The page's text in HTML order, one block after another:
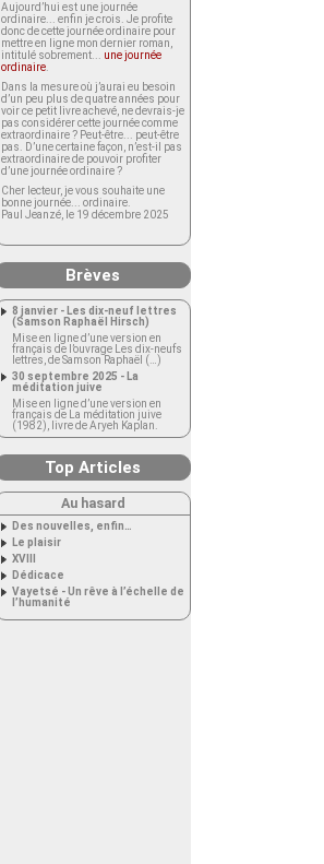
Aujourd’hui est une journée
ordinaire... enfin je crois. Je profite
donc de cette journée ordinaire pour
mettre en ligne mon dernier roman,
intitulé sobrement... une journée
ordinaire
Dans la mesure où j’aurai eu besoin
d’un peu plus de quatre années pour
voir ce petit livre achevé, ne devrais-je
pas considérer cette journée comme
extraordinaire ? Peut-être... peut-être
pas. D’une certaine façon, n’est-il pas
extraordinaire de pouvoir profiter
d’une journée ordinaire ?
Cher lecteur, je vous souhaite une
bonne journée... ordinaire.
Paul Jeanzé, le 19 décembre 2025
Brèves
8 janvier - Les dix-neuf lettres
(Samson Raphaël Hirsch)
Mise en ligne d’une version en
français de l’ouvrage Les dix-neufs
lettres, de Samson Raphaël (…)
30 septembre 2025 - La
méditation juive
Mise en ligne d’une version en
français de La méditation juive
(1982), livre de Aryeh Kaplan.
Top Articles
Au hasard
Des nouvelles, enfin…
Le plaisir
XVIII
Dédicace
Vayetsé - Un rêve à l’échelle de
l’humanité